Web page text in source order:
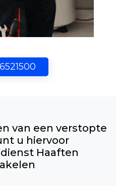
van een verstopte
u hiervoor
Haaften